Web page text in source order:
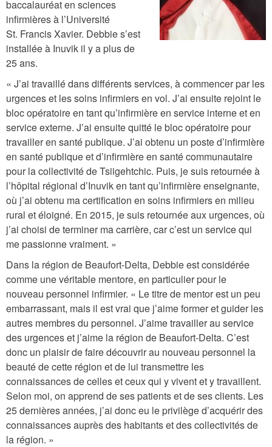
p
n
baccalauréat en sciences
infirmières à l’Université
St. Francis Xavier. Debbie s’est
installée à Inuvik il y a plus de
25 ans.
« J’ai travaillé dans différents services, à commencer par les
urgences et les soins infirmiers en vol. J’ai ensuite rejoint le
bloc opératoire en tant qu’infirmière en service interne et en
service externe. J’ai ensuite quitté le bloc opératoire pour
travailler en santé publique. J’ai obtenu un poste d’infirmière
en santé publique et d’infirmière en santé communautaire
pour la collectivité de Tsiigehtchic. Puis, je suis retournée à
l’hôpital régional d’Inuvik en tant qu’infirmière enseignante,
où j’ai obtenu ma certification en soins infirmiers en milieu
rural et éloigné. En 2015, je suis retournée aux urgences, où
j’ai choisi de terminer ma carrière, car c’est un service qui
me passionne vraiment. »
Dans la région de Beaufort-Delta, Debbie est considérée
comme une véritable mentore, en particulier pour le
nouveau personnel infirmier. « Le titre de mentor est un peu
embarrassant, mais il est vrai que j’aime former et guider les
autres membres du personnel. J’aime travailler au service
des urgences et j’aime la région de Beaufort-Delta. C’est
donc un plaisir de faire découvrir au nouveau personnel la
beauté de cette région et de lui transmettre les
connaissances de celles et ceux qui y vivent et y travaillent.
Selon moi, on apprend de ses patients et de ses clients. Les
25 dernières années, j’ai donc eu le privilège d’acquérir des
connaissances auprès des habitants et des collectivités de
la région. »